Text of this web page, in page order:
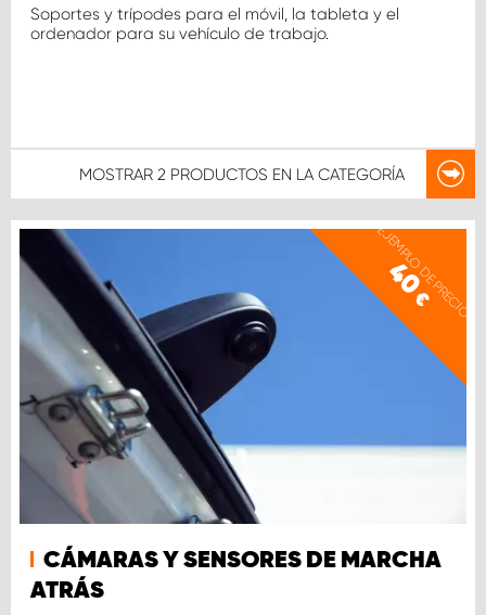
Soportes y trípodes para el móvil, la tableta y el
ordenador para su vehículo de trabajo.
MOSTRAR 2 PRODUCTOS EN LA CATEGORÍA
EJEMPLO DE PRECIO
40
€
CÁMARAS Y SENSORES DE MARCHA
ATRÁS